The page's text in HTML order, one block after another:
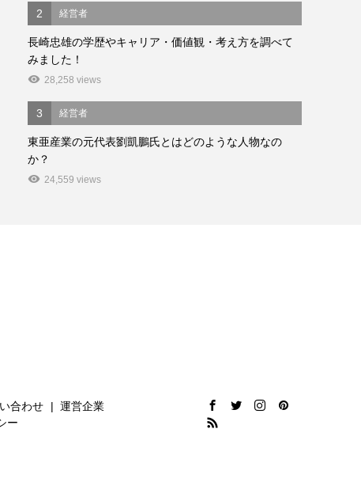
2 経営者
長崎忠雄の学歴やキャリア・価値観・考え方を調べて
みました！
28,258 views
3 経営者
東亜産業の元代表劉凱鵬氏とはどのような人物なの
か？
24,559 views
合わせ
運営企業
ー